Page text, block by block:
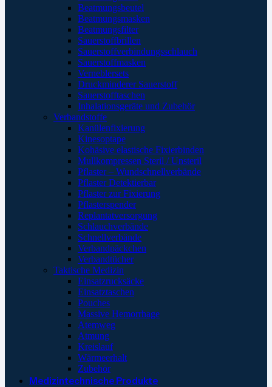
Beatmungsbeutel
Beatmungsmasken
Beatmungsfilter
Sauerstoffbrillen
Sauerstoffverbindungsschlauch
Sauerstoffmasken
Verneblersets
Druckminderer Sauerstoff
Sauerstofftaschen
Inhalationsgeräte und Zubehör
Verbandstoffe
Kanülenfixierung
Kinesoptape
Kohäsive elastische Fixierbinden
Mullkompressen Steril / Unsteril
Pflaster – Wundschnellverbände
Pflaster Detektierbar
Pflaster zur Fixierung
Pflasterspender
Replantatversorgung
Schlauchverbände
Schnellverbände
Verbandpäckchen
Verbandtücher
Taktische Medizin
Einsatzrucksäcke
Einsatztaschen
Pouches
Massive Hemorrhage
Atemweg
Atmung
Kreislauf
Wärmeerhalt
Zubehör
Medizintechnische Produkte